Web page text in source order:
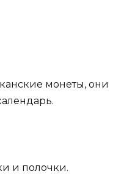
монеты, они
и полочки.